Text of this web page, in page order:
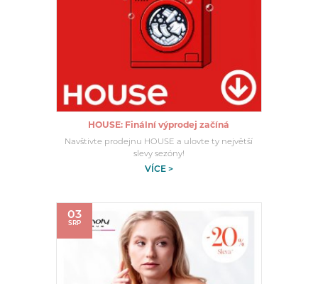
HOUSE: Finální výprodej začíná
Navštivte prodejnu HOUSE a ulovte ty největší
slevy sezóny!
VÍCE >
03
SRP